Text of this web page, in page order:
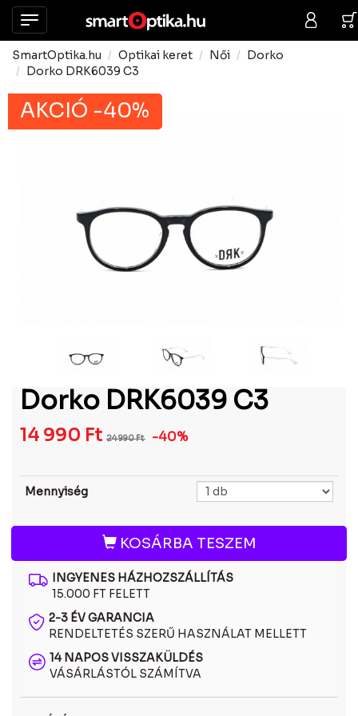
SmartOptika.hu Optikai keret Női
Dorko
Dorko DRK6039 C3
AKCIÓ -40%
Dorko DRK6039 C3
14 990 Ft 24 990Ft -40%
Mennyiség
KOSÁRBA TESZEM
INGYENES HÁZHOZSZÁLLÍTÁS
15.000 FT FELETT
2-3 ÉV GARANCIA
RENDELTETÉS SZERŰ HASZNÁLAT MELLETT
14 NAPOS VISSZAKÜLDÉS
VÁSÁRLÁSTÓL SZÁMÍTVA